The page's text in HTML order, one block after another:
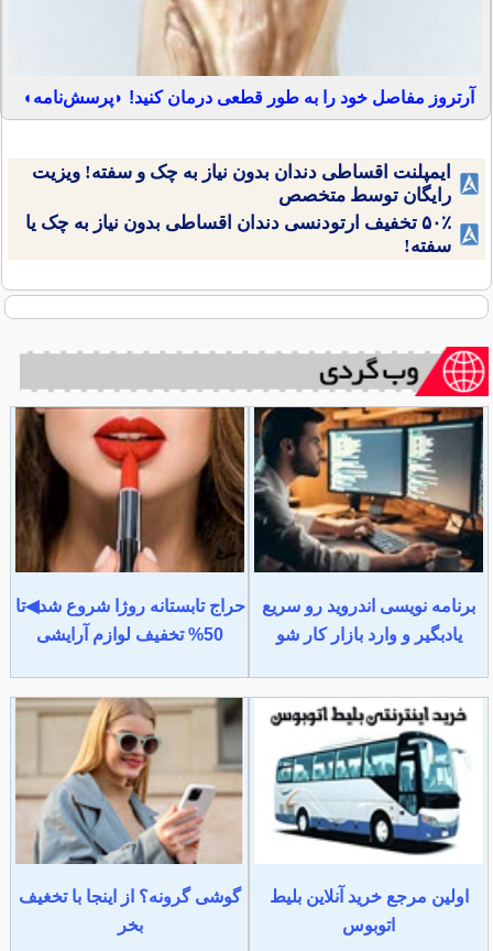
آرتروز مفاصل خود را به طور قطعی درمان کنید! ◗پرسش‌نامه◖
ایمپلنت اقساطی دندان بدون نیاز به چک و سفته! ویزیت
رایگان توسط متخصص
۵۰٪ تخفیف ارتودنسی دندان اقساطی بدون نیاز به چک یا
سفته!
برنامه نویسی اندروید رو سریع
یادبگیر و وارد بازار کار شو
حراج تابستانه روژا شروع شد◀تا
50% تخفیف لوازم آرایشی
اولین مرجع خرید آنلاین بلیط
اتوبوس
گوشی گرونه؟ از اینجا با تخغیف
بخر